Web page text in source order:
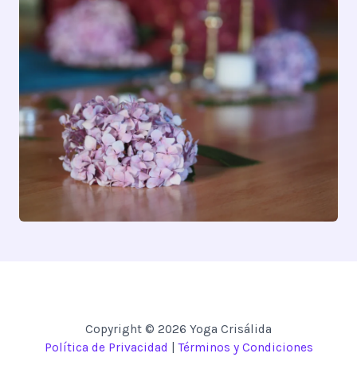
Copyright © 2026 Yoga Crisálida
Política de Privacidad |Términos y Condiciones